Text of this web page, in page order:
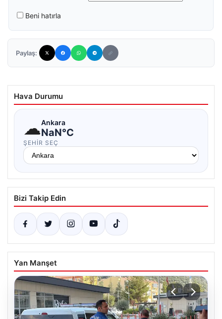
Beni hatırla
Paylaş:
Hava Durumu
☁Ankara
NaN°C
ŞEHIR SEÇ
Bizi Takip Edin
Yan Manşet